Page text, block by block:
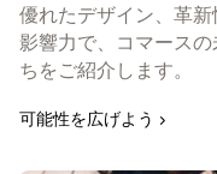
優れたデザイン、革
影響力で、コマース
ちをご紹介します。
可能性を広げよう